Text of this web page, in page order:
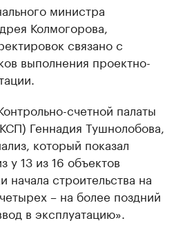
министра
Колмогорова,
связано с
выполнения проектно-
счетной палаты
Геннадия Тушнолобова,
который показал
у 13 из 16 объектов
строительства на
– на более поздний
в эксплуатацию».